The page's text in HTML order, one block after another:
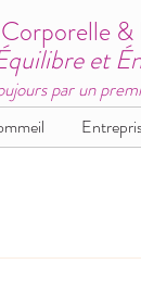
et
par un